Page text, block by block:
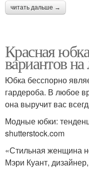
читать дальше →
Красная
вариантов
Юбка бесспорно
гардероба. В любое
она выручит вас
Модные юбки:
shutterstock.com
«Стильная женщина
Мэри Куант,